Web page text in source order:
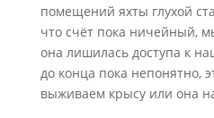
помещений яхты глухой
что счёт пока ничейный,
она лишилась доступа к
до конца пока непонятно,
выживаем крысу или она